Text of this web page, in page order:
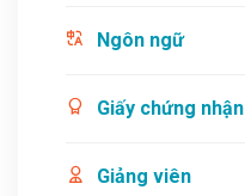
Ngôn ngữ
Giấy chứng nhận
Giảng viên